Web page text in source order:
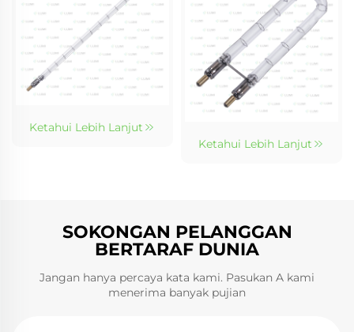
Ketahui Lebih Lanjut
Ketahui Lebih Lanjut
SOKONGAN PELANGGAN
BERTARAF DUNIA
Jangan hanya percaya kata kami. Pasukan A kami
menerima banyak pujian